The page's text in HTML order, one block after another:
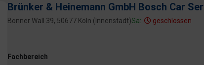
Brünker & Heinemann GmbH Bosch Car
Bonner Wall 39, 50677 Köln (Innenstadt)Sa: geschlossen
Fachbereich